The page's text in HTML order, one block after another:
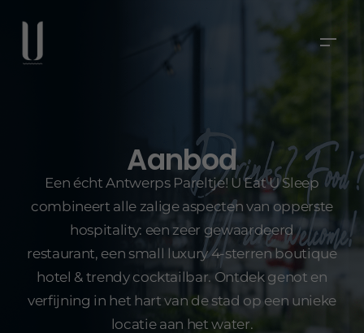
Aanbod
Een écht Antwerps Pareltje! U Eat U Sleep
combineert alle zalige aspecten van opperste
hospitality: een zeer gewaardeerd
restaurant, een small luxury 4-sterren boutique
hotel & trendy cocktailbar. Ontdek genot en
verfijning in het hart van de stad op een unieke
locatie aan het water.